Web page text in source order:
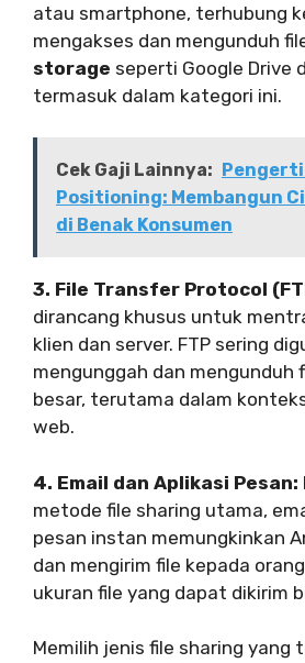
atau smartphone, terhubung
mengakses dan mengunduh
storage seperti Google Drive
termasuk dalam kategori ini.
Cek Gaji Lainnya:
Positioning: Membangun
di Benak Konsumen
3. File Transfer Protocol
dirancang khusus untuk
klien dan server. FTP sering
mengunggah dan mengunduh
besar, terutama dalam
web.
4. Email dan Aplikasi Pesan:
metode file sharing utama,
pesan instan memungkinkan
dan mengirim file kepada
ukuran file yang dapat dikirim
Memilih jenis file sharing yang